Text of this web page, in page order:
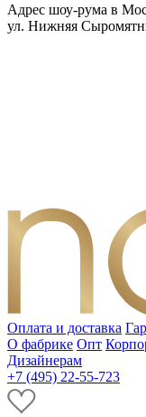
Адрес шоу-рума в
ул. Нижняя
Оплата и доставка
О фабрике Опт
Дизайнерам
+7 (495) 22-55-723